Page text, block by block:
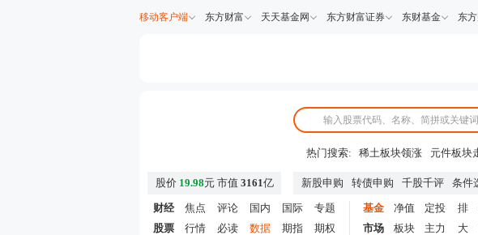
移动客户端 东方财富 天天基金网 东方财富证券 东财基金 东
热门搜索: 稀土板块领涨 元件板块
上市公司限售股解禁一览
股价 19.98元 市值 3161亿 新股申购 转债申购 千股千评 条件
财经 焦点 评论 国内 国际
专题
股票
行情 必读 数据 期指
期权
基金 净值 定投 排
市场
板块 主力 大